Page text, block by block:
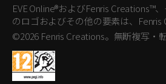
EVE Online®およびFenris Creations™
のロゴおよびその他の要素は、Fenris
©2026 Fenris Creations。無断複写・